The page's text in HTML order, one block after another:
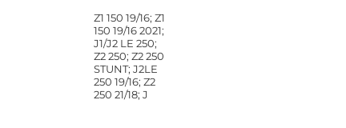
Z1 150 19/16; Z1
150 19/16 2021;
J1/J2 LE 250;
Z2 250; Z2 250
STUNT; J2LE
250 19/16; Z2
250 21/18; J